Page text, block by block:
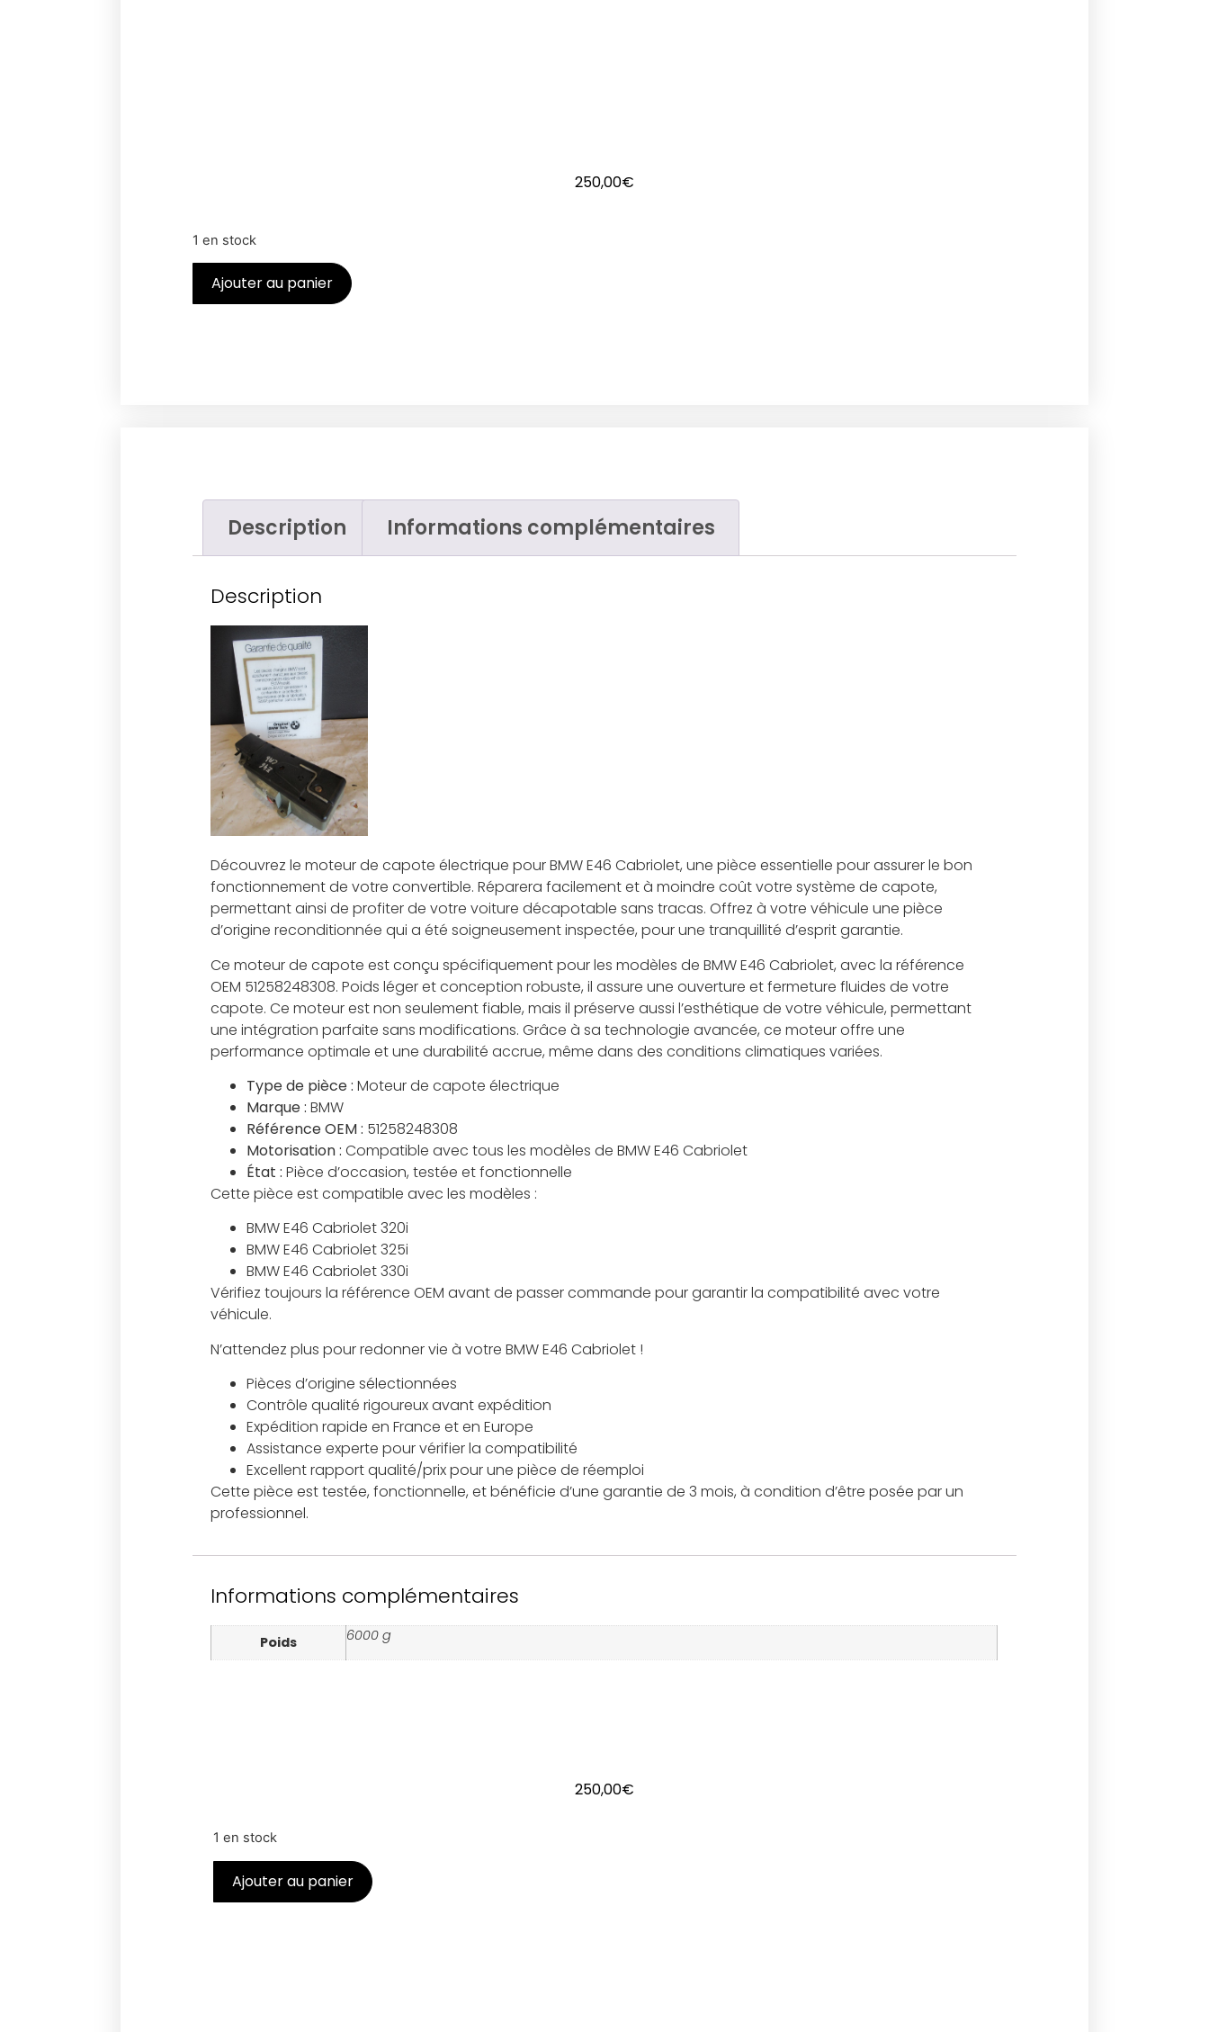
250,00€
1 en stock
Ajouter au panier
Description Informations complémentaires
Description
Découvrez le moteur de capote électrique pour BMW E46 Cabriolet, une pièce essentielle pour assurer le bon
fonctionnement de votre convertible. Réparera facilement et à moindre coût votre système de capote,
permettant ainsi de profiter de votre voiture décapotable sans tracas. Offrez à votre véhicule une pièce
d’origine reconditionnée qui a été soigneusement inspectée, pour une tranquillité d’esprit garantie.
Ce moteur de capote est conçu spécifiquement pour les modèles de BMW E46 Cabriolet, avec la référence
OEM 51258248308. Poids léger et conception robuste, il assure une ouverture et fermeture fluides de votre
capote. Ce moteur est non seulement fiable, mais il préserve aussi l’esthétique de votre véhicule, permettant
une intégration parfaite sans modifications. Grâce à sa technologie avancée, ce moteur offre une
performance optimale et une durabilité accrue, même dans des conditions climatiques variées.
Type de pièce : Moteur de capote électrique
Marque : BMW
Référence OEM : 51258248308
Motorisation : Compatible avec tous les modèles de BMW E46 Cabriolet
État : Pièce d’occasion, testée et fonctionnelle
Cette pièce est compatible avec les modèles :
BMW E46 Cabriolet 320i
BMW E46 Cabriolet 325i
BMW E46 Cabriolet 330i
Vérifiez toujours la référence OEM avant de passer commande pour garantir la compatibilité avec votre
véhicule.
N’attendez plus pour redonner vie à votre BMW E46 Cabriolet !
Pièces d’origine sélectionnées
Contrôle qualité rigoureux avant expédition
Expédition rapide en France et en Europe
Assistance experte pour vérifier la compatibilité
Excellent rapport qualité/prix pour une pièce de réemploi
Cette pièce est testée, fonctionnelle, et bénéficie d’une garantie de 3 mois, à condition d’être posée par un
professionnel.
Informations complémentaires
Poids 6000 g
250,00€
1 en stock
Ajouter au panier